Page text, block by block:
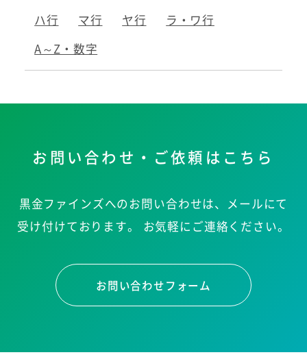
ハ行
マ行 ヤ行
ラ・ワ行
A～Z・数字
お問い合わせ・ご依頼はこちら
黒金ファインズへのお問い合わせは、メールにて
受け付けております。
お気軽にご連絡ください。
お問い合わせフォーム